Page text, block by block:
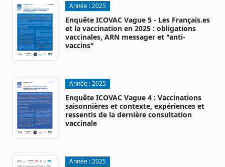
Année :2025
Enquête ICOVAC Vague 5 - Les Français.es
et la vaccination en 2025 : obligations
vaccinales, ARN messager et "anti-
vaccins"
Année :2025
Enquête ICOVAC Vague 4 : Vaccinations
saisonnières et contexte, expériences et
ressentis de la dernière consultation
vaccinale
Année :2025